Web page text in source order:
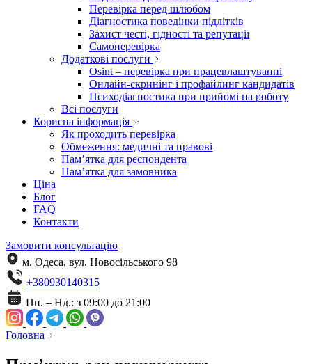
Перевірка перед шлюбом
Діагностика поведінки підлітків
Захист честі, гідності та репутації
Самоперевірка
Додаткові послуги
Osint – перевірка при працевлаштуванні
Онлайн-скринінг і профайлинг кандидатів
Психодіагностика при прийомі на роботу
Всі послуги
Корисна інформація
Як проходить перевірка
Обмеження: медичні та правові
Пам’ятка для респондента
Пам’ятка для замовника
Ціна
Блог
FAQ
Контакти
Замовити консультацію
м. Одеса, вул. Новосільського 98
+380930140315
Пн. – Нд.: з 09:00 до 21:00
Головна